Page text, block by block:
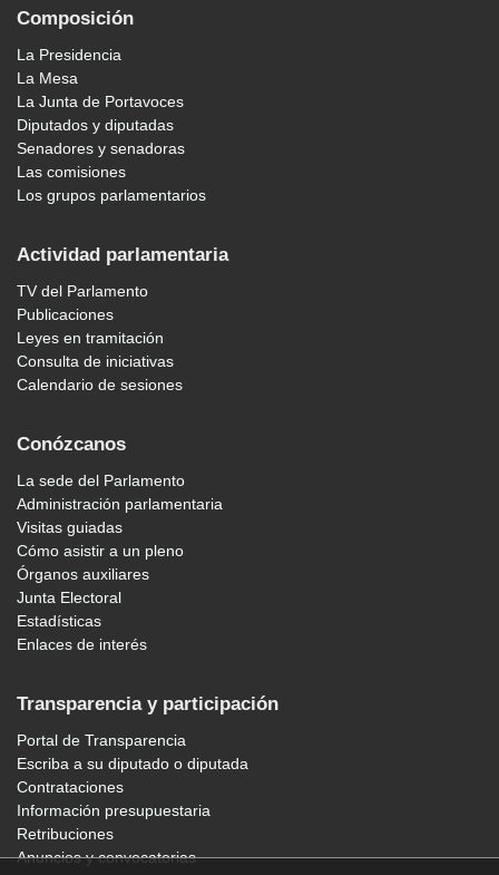
Composición
La Presidencia
La Mesa
La Junta de Portavoces
Diputados y diputadas
Senadores y senadoras
Las comisiones
Los grupos parlamentarios
Actividad parlamentaria
TV del Parlamento
Publicaciones
Leyes en tramitación
Consulta de iniciativas
Calendario de sesiones
Conózcanos
La sede del Parlamento
Administración parlamentaria
Visitas guiadas
Cómo asistir a un pleno
Órganos auxiliares
Junta Electoral
Estadísticas
Enlaces de interés
Transparencia y participación
Portal de Transparencia
Escriba a su diputado o diputada
Contrataciones
Información presupuestaria
Retribuciones
Anuncios y convocatorias